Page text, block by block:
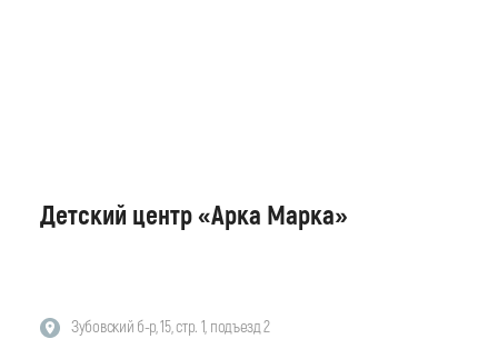
Детский центр «Арка Марка»
Зубовский б-р, 15, стр. 1, подъезд 2